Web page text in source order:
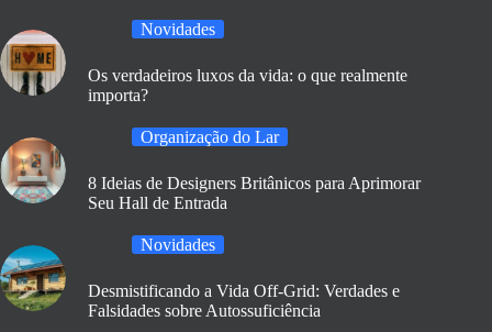
Novidades
Os verdadeiros luxos da vida: o que realmente
importa?
Organização do Lar
8 Ideias de Designers Britânicos para Aprimorar
Seu Hall de Entrada
Novidades
Desmistificando a Vida Off-Grid: Verdades e
Falsidades sobre Autossuficiência